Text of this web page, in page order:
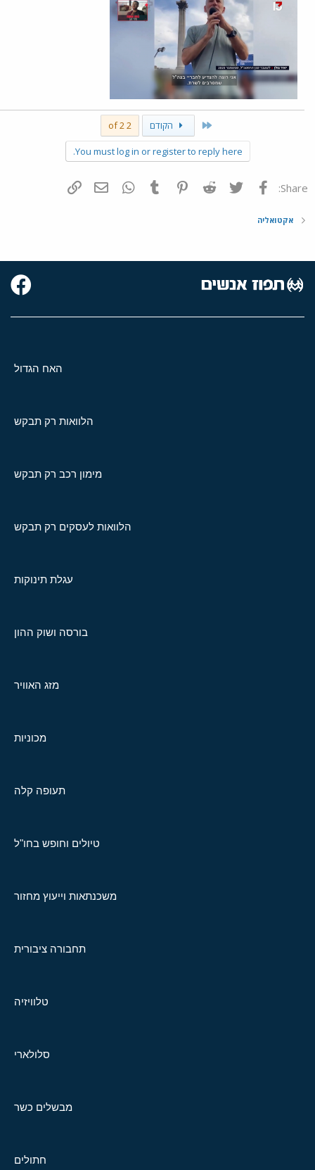
First הקודם 2 of 2
You must log in or register to reply here.
Share: פייסבוק Twitter
Reddit
Pinterest
Tumblr
WhatsAppדואר אלקטרוני
אקטואליה
האח הגדול
הלוואות רק תבקש
מימון רכב רק תבקש
הלוואות לעסקים רק תבקש
עגלת תינוקות
בורסה ושוק ההון
מזג האוויר
מכוניות
תעופה קלה
טיולים וחופש בחו"ל
משכנתאות וייעוץ מחזור
תחבורה ציבורית
טלוויזיה
סלולארי
מבשלים כשר
חתולים